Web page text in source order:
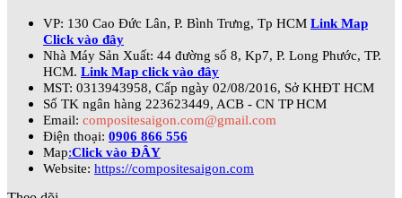
VP: 130 Cao Đức Lân, P. Bình Trưng, Tp HCM Link Map
Click vào đây
Nhà Máy Sản Xuất: 44 đường số 8, Kp7, P. Long Phước, TP.
HCM. Link Map click vào đây
MST: 0313943958, Cấp ngày 02/08/2016, Sở KHĐT HCM
Số TK ngân hàng 223623449, ACB - CN TP HCM
Email: compositesaigon.com@gmail.com
Điện thoại: 0906 866 556
Map:Click vào ĐÂY
Website: https://compositesaigon.com